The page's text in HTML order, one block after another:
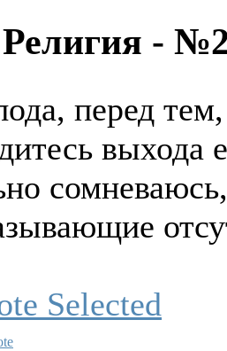
Религия -
перед
выхода